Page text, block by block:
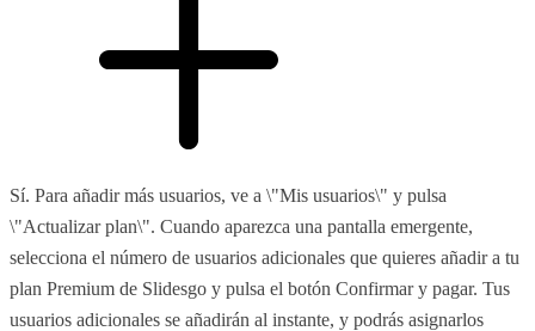
Sí. Para añadir más usuarios, ve a \"Mis usuarios\" y pulsa
\"Actualizar plan\". Cuando aparezca una pantalla emergente,
selecciona el número de usuarios adicionales que quieres añadir a tu
plan Premium de Slidesgo y pulsa el botón Confirmar y pagar. Tus
usuarios adicionales se añadirán al instante, y podrás asignarlos